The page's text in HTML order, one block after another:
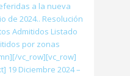
a la nueva
de 2024.. Resolución
Admitidos Listado
por zonas
vc_row][vc_row]
19 Diciembre 2024 –